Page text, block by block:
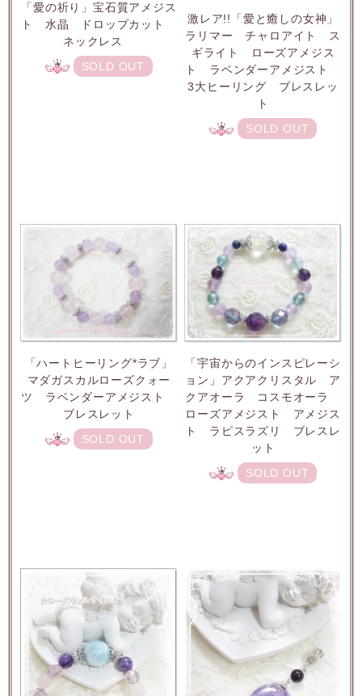
「愛の祈り」宝石質アメジス
ト 水晶 ドロップカット
ネックレス
SOLD OUT
激レア!!「愛と癒しの女神」
ラリマー チャロアイト ス
ギライト ローズアメジス
ト ラベンダーアメジスト
3大ヒーリング ブレスレッ
ト
SOLD OUT
「ハートヒーリング*ラブ」
マダガスカルローズクォー
ツ ラベンダーアメジスト
ブレスレット
SOLD OUT
「宇宙からのインスピレーシ
ョン」アクアクリスタル ア
クアオーラ コスモオーラ
ローズアメジスト アメジス
ト ラピスラズリ ブレスレ
ット
SOLD OUT